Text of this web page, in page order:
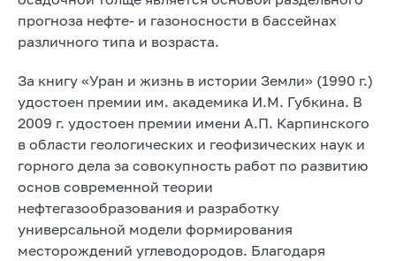
прогноза нефте- и газоносности в бассейнах
различного типа и возраста.
За книгу «Уран и жизнь в истории Земли» (1990 г.)
удостоен премии им. академика И.М. Губкина. В
2009 г. удостоен премии имени А.П. Карпинского
в области геологических и геофизических наук и
горного дела за совокупность работ по развитию
основ современной теории
нефтегазообразования и разработку
универсальной модели формирования
месторождений углеводородов. Благодаря